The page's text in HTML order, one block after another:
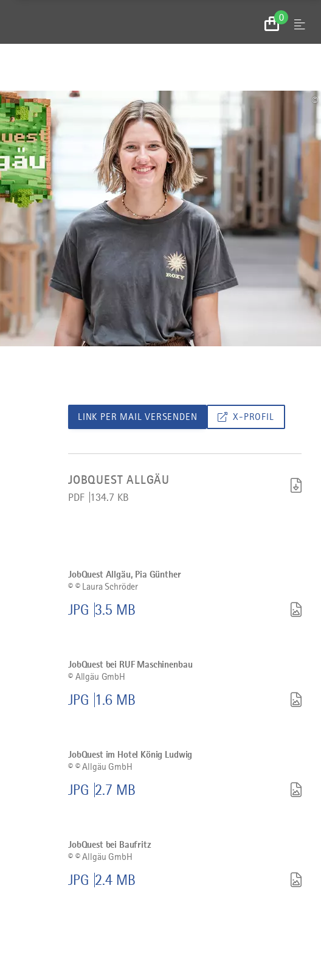
0
Zum
Warenkorb
Menu
©
LINK PER MAIL VERSENDEN X-PROFIL
JOBQUEST ALLGÄU
PDF 134.7 KB
Allgäu
herunterladen
JobQuest Allgäu, Pia Günther
©© Laura Schröder
JPG 3.5 MB
Allgäu,
Pia
Günther
JobQuest bei RUF Maschinenbau
©Allgäu GmbH
JPG 1.6 MB
bei
RUF
Maschinenbau
JobQuest im Hotel König Ludwig
©© Allgäu GmbH
JPG 2.7 MB
im
Hotel
König
herunterladen
JobQuest bei Baufritz
©© Allgäu GmbH
JPG 2.4 MB
bei
Baufritz
herunterladen